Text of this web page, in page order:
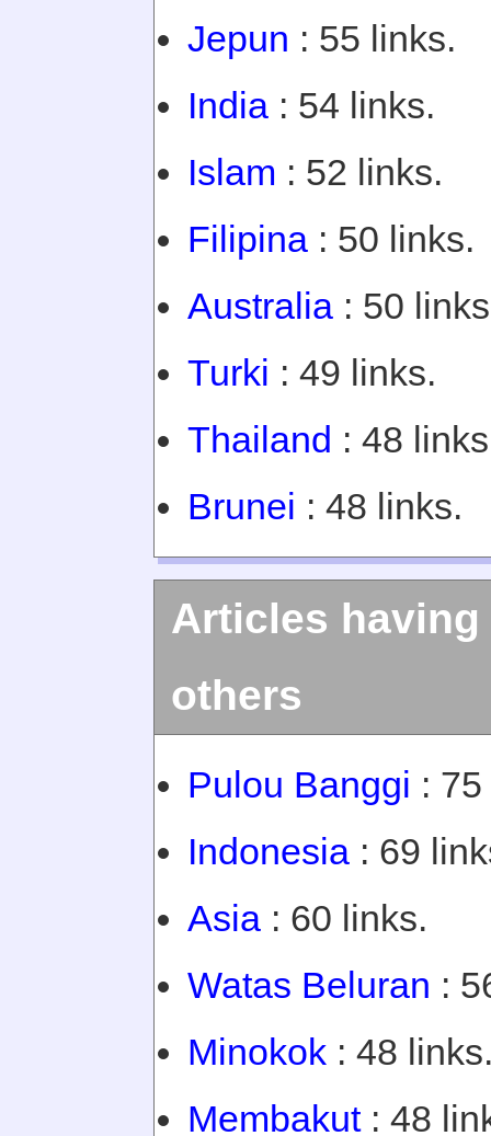
Jepun : 55 links.
India : 54 links.
Islam : 52 links.
Filipina : 50 links.
Australia : 50
Turki : 49 links.
Thailand : 48
Brunei : 48 links.
Articles
others
Pulou Banggi :
Indonesia : 69
Asia : 60 links.
Watas Beluran :
Minokok : 48
Membakut: 48